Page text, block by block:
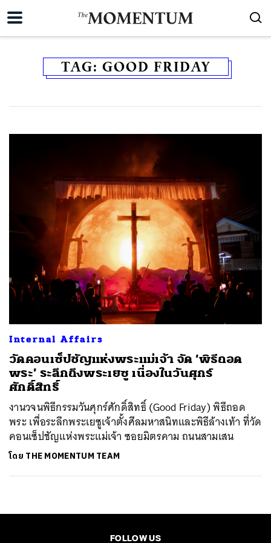
TAG: GOOD FRIDAY
Internal Affairs
วัดคอนเซ็ปชัญแห่งพระแม่เจ้า จัด ‘พิธีถอด
พระ’ ระลึกถึงพระเยซู เนื่องในวันศุกร์
ศักดิ์สิทธิ์
งานวจนพิธีกรรมวันศุกร์ศักดิ์สิทธิ์ (Good Friday) พิธีถอด
พระ เพื่อระลึกพระเยซูเจ้าตั้งศีลมหาสนิทและพิธีล้างเท้า ที่วัด
คอนเซ็ปชัญแห่งพระแม่เจ้า ซอยมิตรคาม ถนนสามเสน
โดย THE MOMENTUM TEAM
FOLLOW US
ค้นหา
TWEET LINE EMAIL